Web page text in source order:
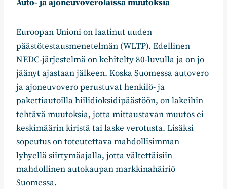
Auto- ja ajoneuvoverolaissa muutoksia
Euroopan Unioni on laatinut uuden
päästötestausmenetelmän (WLTP). Edellinen
NEDC-järjestelmä on kehitelty 80-luvulla ja on jo
jäänyt ajastaan jälkeen. Koska Suomessa autovero
ja ajoneuvovero perustuvat henkilö- ja
pakettiautoilla hiilidioksidipäästöön, on lakeihin
tehtävä muutoksia, jotta mittaustavan muutos ei
keskimäärin kiristä tai laske verotusta. Lisäksi
sopeutus on toteutettava mahdollisimman
lyhyellä siirtymäajalla, jotta vältettäisiin
mahdollinen autokaupan markkinahäiriö
Suomessa.